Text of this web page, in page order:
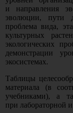
и направления
эволюции, пути
проблема вида,
культурных
экологических
демонстрации
экосистемах.
Таблицы
материала
(в
учебниками), а
при лабораторной